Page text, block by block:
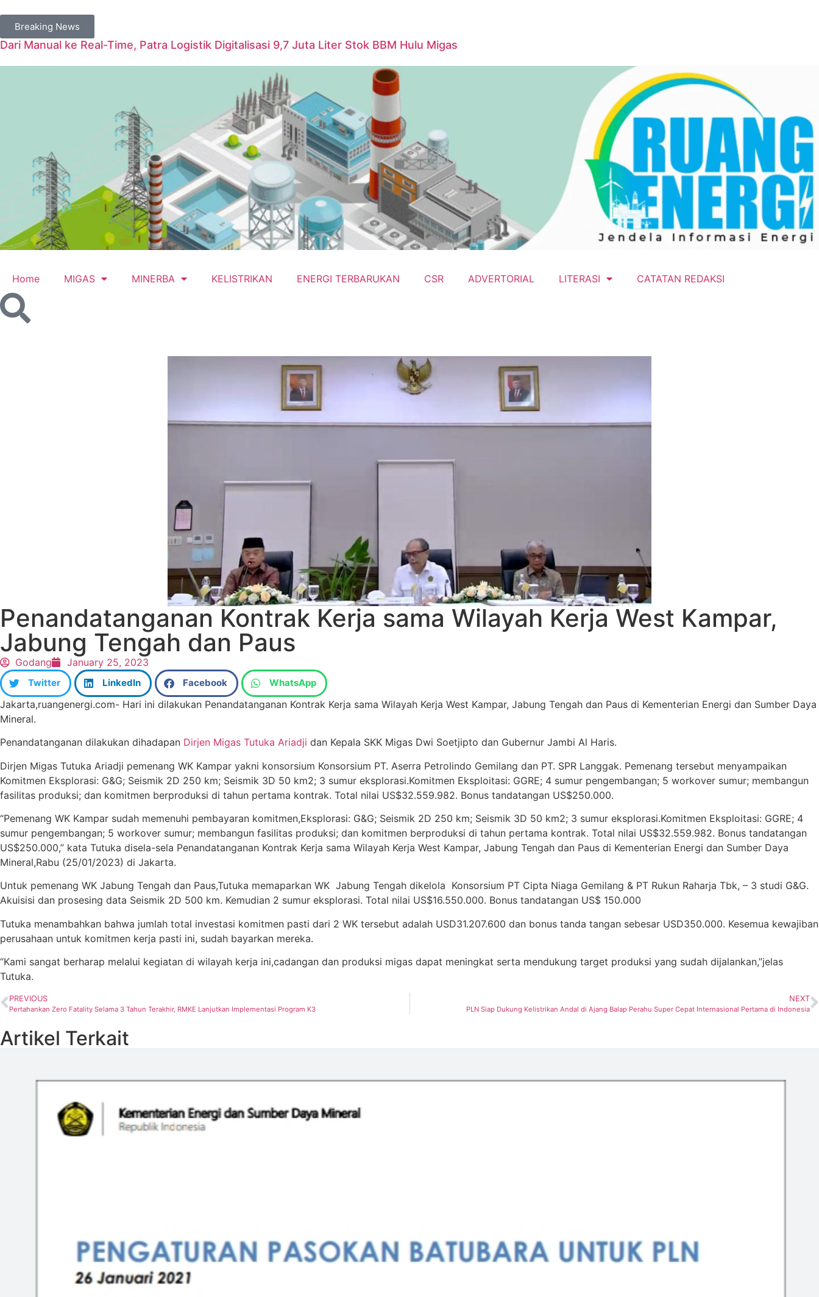
Breaking News
Dari Manual ke Real-Time, Patra Logistik Digitalisasi 9,7 Juta Liter Stok BBM Hulu Migas
Home MIGAS MINERBA KELISTRIKAN ENERGI TERBARUKAN CSR ADVERTORIAL LITERASI CATATAN REDAKSI
Penandatanganan Kontrak Kerja sama Wilayah Kerja West Kampar,
Jabung Tengah dan Paus
Godang January 25, 2023
Twitter LinkedIn Facebook WhatsApp
Jakarta,ruangenergi.com- Hari ini dilakukan Penandatanganan Kontrak Kerja sama Wilayah Kerja West Kampar, Jabung Tengah dan Paus di Kementerian Energi dan Sumber Daya
Mineral.
Penandatanganan dilakukan dihadapan Dirjen Migas Tutuka Ariadji dan Kepala SKK Migas Dwi Soetjipto dan Gubernur Jambi Al Haris.
Dirjen Migas Tutuka Ariadji pemenang WK Kampar yakni konsorsium Konsorsium PT. Aserra Petrolindo Gemilang dan PT. SPR Langgak. Pemenang tersebut menyampaikan
Komitmen Eksplorasi: G&G; Seismik 2D 250 km; Seismik 3D 50 km2; 3 sumur eksplorasi.Komitmen Eksploitasi: GGRE; 4 sumur pengembangan; 5 workover sumur; membangun
fasilitas produksi; dan komitmen berproduksi di tahun pertama kontrak. Total nilai US$32.559.982. Bonus tandatangan US$250.000.
“Pemenang WK Kampar sudah memenuhi pembayaran komitmen,Eksplorasi: G&G; Seismik 2D 250 km; Seismik 3D 50 km2; 3 sumur eksplorasi.Komitmen Eksploitasi: GGRE; 4
sumur pengembangan; 5 workover sumur; membangun fasilitas produksi; dan komitmen berproduksi di tahun pertama kontrak. Total nilai US$32.559.982. Bonus tandatangan
US$250.000,” kata Tutuka disela-sela Penandatanganan Kontrak Kerja sama Wilayah Kerja West Kampar, Jabung Tengah dan Paus di Kementerian Energi dan Sumber Daya
Mineral,Rabu (25/01/2023) di Jakarta.
Untuk pemenang WK Jabung Tengah dan Paus,Tutuka memaparkan WK Jabung Tengah dikelola Konsorsium PT Cipta Niaga Gemilang & PT Rukun Raharja Tbk, – 3 studi G&G.
Akuisisi dan prosesing data Seismik 2D 500 km. Kemudian 2 sumur eksplorasi. Total nilai US$16.550.000. Bonus tandatangan US$ 150.000
Tutuka menambahkan bahwa jumlah total investasi komitmen pasti dari 2 WK tersebut adalah USD31.207.600 dan bonus tanda tangan sebesar USD350.000. Kesemua kewajiban
perusahaan untuk komitmen kerja pasti ini, sudah bayarkan mereka.
“Kami sangat berharap melalui kegiatan di wilayah kerja ini,cadangan dan produksi migas dapat meningkat serta mendukung target produksi yang sudah dijalankan,”jelas
Tutuka.
PREVIOUS
Pertahankan Zero Fatality Selama 3 Tahun Terakhir, RMKE Lanjutkan Implementasi Program K3
NEXT
PLN Siap Dukung Kelistrikan Andal di Ajang Balap Perahu Super Cepat Internasional Pertama di Indonesia
Artikel Terkait